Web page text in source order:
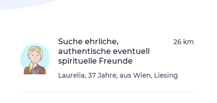
Suche ehrliche,
authentische eventuell
spirituelle Freunde
Laurelia, 37 Jahre, aus Wien, Liesing
26 km